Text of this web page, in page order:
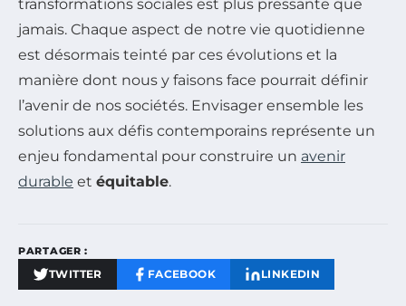
transformations sociales est plus pressante que
jamais. Chaque aspect de notre vie quotidienne
est désormais teinté par ces évolutions et la
manière dont nous y faisons face pourrait définir
l’avenir de nos sociétés. Envisager ensemble les
solutions aux défis contemporains représente un
enjeu fondamental pour construire un avenir
durable et équitable.
PARTAGER :
TWITTER FACEBOOK LINKEDIN